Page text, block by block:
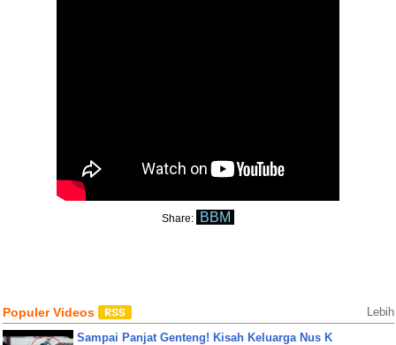
Share: BBM
Populer Videos Lebih
Sampai Panjat Genteng! Kisah Keluarga Nus K